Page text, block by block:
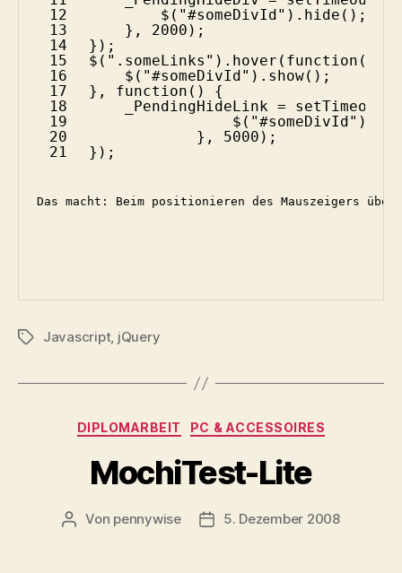
12
13
14
15
16
17
18
19
20
21
$( "#someDivId" ).hide();
}, 2000);
});
$( ".someLinks" ).hover( function (e)
$( "#someDivId" ).show();
}, function () {
_PendingHideLink = setTimeout(
$( "#someDivId"
}, 5000);
});
Das macht: Beim positionieren des Mauszeigers
Schlagwörter
Javascript, jQuery
Kategorien
DIPLOMARBEIT PC & ACCESSOIRES
MochiTest-Lite
Beitragsautor
Von pennywise Veröffentlichungsdatum
5. Dezember 2008